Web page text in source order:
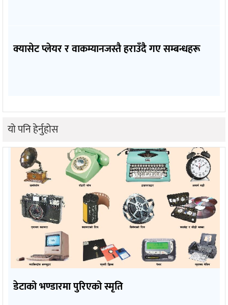
क्यासेट प्लेयर र वाकम्यानजस्तै हराउँदै गए सम्बन्धहरू
यो पनि हेर्नुहोस
डेटाको भण्डारमा पुरिएको स्मृति